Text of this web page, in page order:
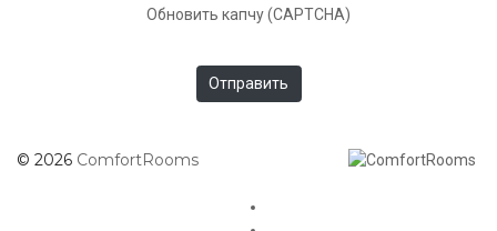
Обновить капчу (CAPTCHA)
© 2026 ComfortRooms